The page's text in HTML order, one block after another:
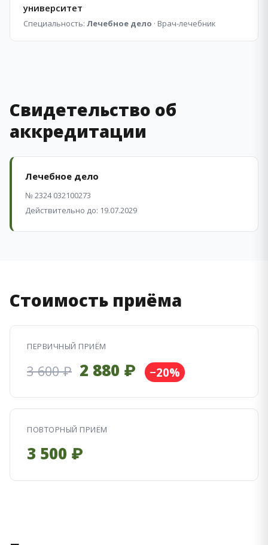
университет
Специальность: Лечебное дело · Врач-лечебник
Свидетельство об
аккредитации
Лечебное дело
№ 2324 032100273
Действительно до: 19.07.2029
Стоимость приёма
ПЕРВИЧНЫЙ ПРИЁМ
3 600 ₽ 2 880 ₽ −20%
ПОВТОРНЫЙ ПРИЁМ
3 500 ₽